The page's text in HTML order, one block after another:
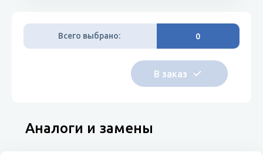
Всего выбрано: 0
Аналоги и замены